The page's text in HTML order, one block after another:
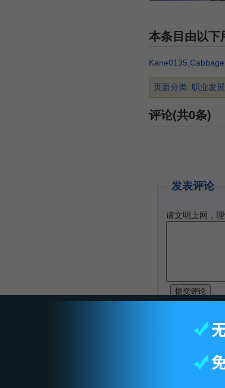
本条目由以下
Kane0135 Cabbage
页面分类: 职业发展
评论(共0条)
发表评论
请文明上网，